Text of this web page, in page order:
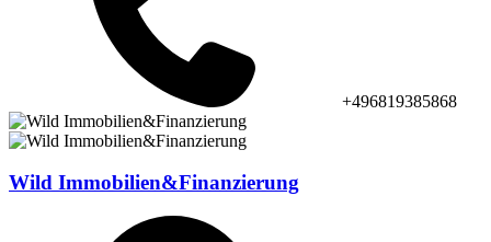
+496819385868
Wild Immobilien&Finanzierung